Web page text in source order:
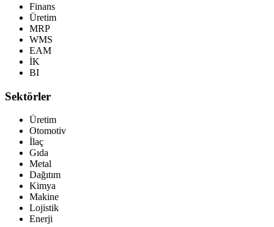
Finans
Üretim
MRP
WMS
EAM
İK
BI
Sektörler
Üretim
Otomotiv
İlaç
Gıda
Metal
Dağıtım
Kimya
Makine
Lojistik
Enerji